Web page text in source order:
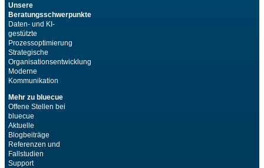
Unsere
Beratungsschwerpunkte
Daten- und KI-
gestützte
Prozessoptimierung
Strategische
Organisationsentwicklung
Moderne
Kommunikation
Mehr zu bluecue
Offene Stellen bei
bluecue
Aktuelle
Blogbeiträge
Referenzen und
Fallstudien
Support